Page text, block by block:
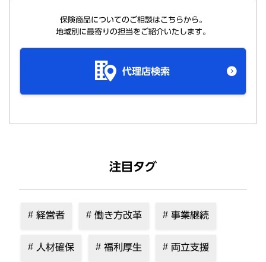
保険商品についてのご相談はこちらから。
地域別に最寄りの担当をご紹介いたします。
代理店検索
注目タグ
経営者 働き方改革 事業継続
人材確保 福利厚生 両立支援